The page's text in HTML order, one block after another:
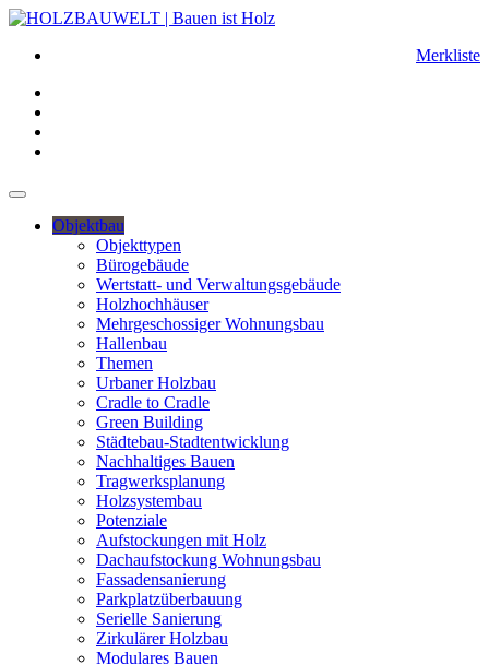
Merkliste
Objektbau
Objekttypen
Bürogebäude
Wertstatt- und Verwaltungsgebäude
Holzhochhäuser
Mehrgeschossiger Wohnungsbau
Hallenbau
Themen
Urbaner Holzbau
Cradle to Cradle
Green Building
Städtebau-Stadtentwicklung
Nachhaltiges Bauen
Tragwerksplanung
Holzsystembau
Potenziale
Aufstockungen mit Holz
Dachaufstockung Wohnungsbau
Fassadensanierung
Parkplatzüberbauung
Serielle Sanierung
Zirkulärer Holzbau
Modulares Bauen